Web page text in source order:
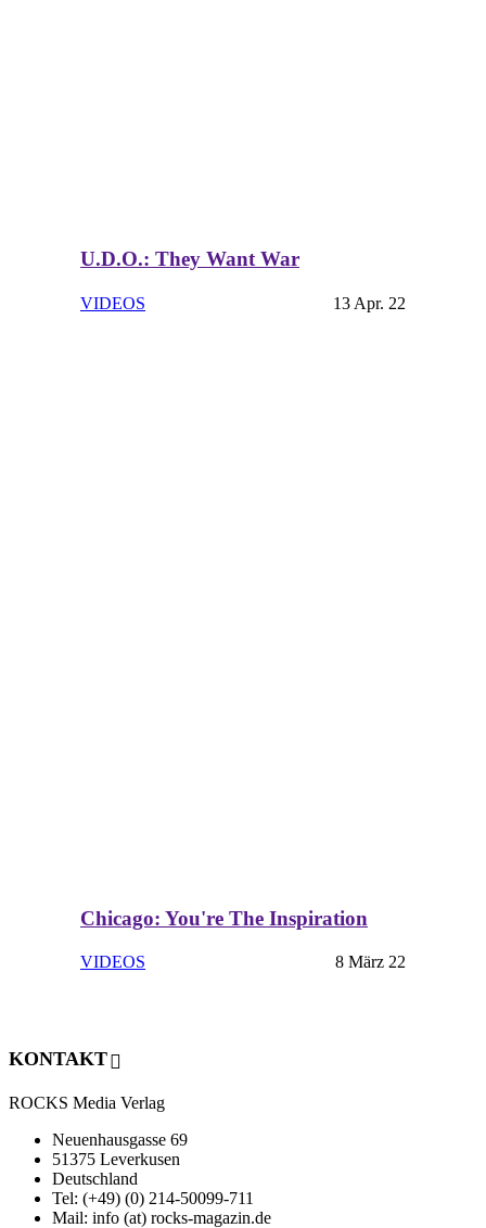
U.D.O.: They Want War
VIDEOS 13 Apr. 22
Chicago: You're The Inspiration
VIDEOS 8 März 22
KONTAKT
ROCKS Media Verlag
Neuenhausgasse 69
51375 Leverkusen
Deutschland
Tel: (+49) (0) 214-50099-711
Mail: info (at) rocks-magazin.de